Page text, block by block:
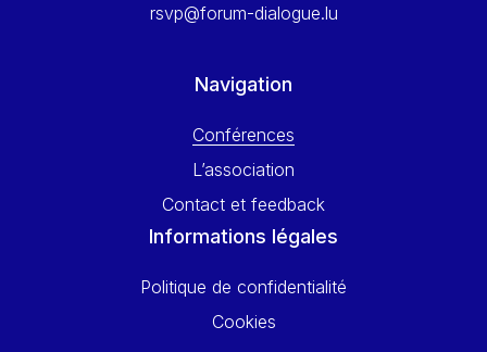
Yves FRANCHET
rsvp@forum-dialogue.lu
Navigation
Conférences
L’association
Contact et feedback
Informations légales
Politique de confidentialité
Cookies